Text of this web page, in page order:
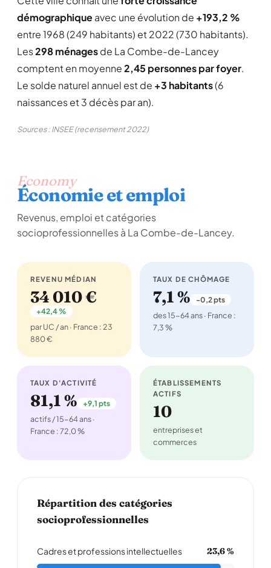
démographiqueavec une évolution de +193,2 %
entre 1968 (249 habitants) et 2022 (730 habitants).
Les298 ménagesde La Combe-de-Lancey
comptent en moyenne2,45 personnes par foyer.
Le solde naturel annuel est de +3 habitants(6
naissances et 3 décès par an).
Sources : INSEE (recensement 2022)
Economy
Économie et emploi
Revenus, emploi et catégories
socioprofessionnelles à La Combe-de-Lancey.
REVENU MÉDIAN
34 010 €
+42,4 %
par UC / an · France : 23
880 €
TAUX DE CHÔMAGE
7,1 % -0,2 pts
des 15-64 ans · France :
7,3 %
TAUX D'ACTIVITÉ
81,1 % +9,1 pts
actifs / 15-64 ans ·
France : 72,0 %
ÉTABLISSEMENTS
ACTIFS
10
entreprises et
commerces
Répartition des catégories
socioprofessionnelles
Cadres et professions intellectuelles 23,6 %